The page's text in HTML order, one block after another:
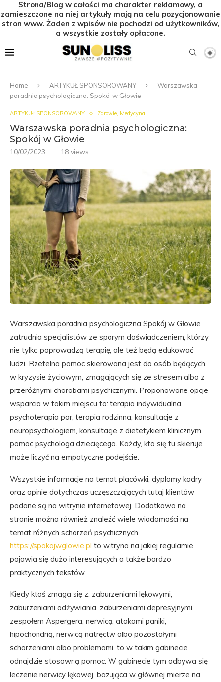
Strona/Blog w całości ma charakter reklamowy, a
zamieszczone na niej artykuły mają na celu pozycjonowanie
stron www. Żaden z wpisów nie pochodzi od użytkowników,
a wszystkie zostały opłacone.
Home ARTYKUŁ SPONSOROWANY
Warszawska
poradnia psychologiczna: Spokój w Głowie
ARTYKUŁ SPONSOROWANY Zdrowie, Medycyna
Warszawska poradnia psychologiczna:
Spokój w Głowie
10/02/2023 18 views
Warszawska poradnia psychologiczna Spokój w Głowie
zatrudnia specjalistów ze sporym doświadczeniem, którzy
nie tylko poprowadzą terapię, ale też będą edukować
ludzi. Rzetelna pomoc skierowana jest do osób będących
w kryzysie życiowym, zmagających się ze stresem albo z
przeróżnymi chorobami psychicznymi. Proponowane opcje
wsparcia w takim miejscu to: terapia indywidualna,
psychoterapia par, terapia rodzinna, konsultacje z
neuropsychologiem, konsultacje z dietetykiem klinicznym,
pomoc psychologa dziecięcego. Każdy, kto się tu skieruje
może liczyć na empatyczne podejście.
Wszystkie informacje na temat placówki, dyplomy kadry
oraz opinie dotychczas uczęszczających tutaj klientów
podane są na witrynie internetowej. Dodatkowo na
stronie można również znaleźć wiele wiadomości na
temat różnych schorzeń psychicznych.
https://spokojwglowie.pl to witryna na jakiej regularnie
pojawia się dużo interesujących a także bardzo
praktycznych tekstów.
Kiedy ktoś zmaga się z: zaburzeniami lękowymi,
zaburzeniami odżywiania, zaburzeniami depresyjnymi,
zespołem Aspergera, nerwicą, atakami paniki,
hipochondrią, nerwicą natręctw albo pozostałymi
schorzeniami albo problemami, to w takim gabinecie
odnajdzie stosowną pomoc. W gabinecie tym odbywa się
leczenie nerwicy lękowej, bazująca w głównej mierze na